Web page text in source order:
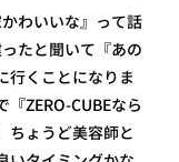
かわいいな』って話
たと聞いて『あの
行くことになりま
ZERO-CUBEなら
ちょうど美容師と